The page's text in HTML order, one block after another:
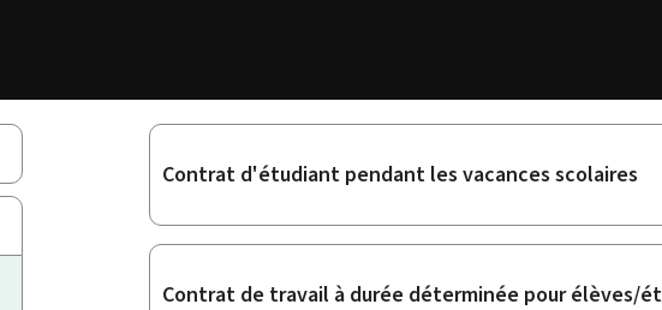
Sous-
Contrat d'étudiant pendant les vacances scolaires
Contrat de travail à durée déterminée pour élèves/